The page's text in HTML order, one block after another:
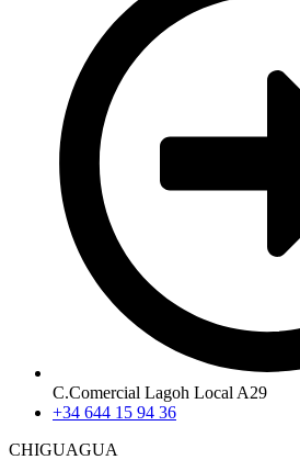
C.Comercial Lagoh Local A29
+34 644 15 94 36
CHIGUAGUA